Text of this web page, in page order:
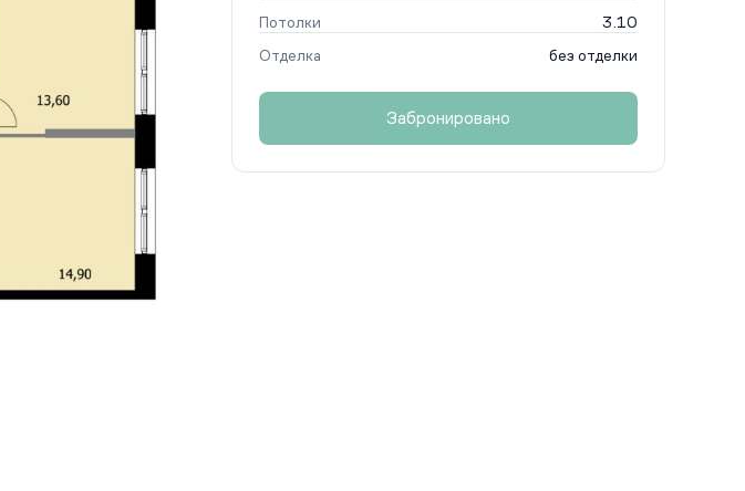
Потолки
3.10
Отделка
без отделки
Забронировано